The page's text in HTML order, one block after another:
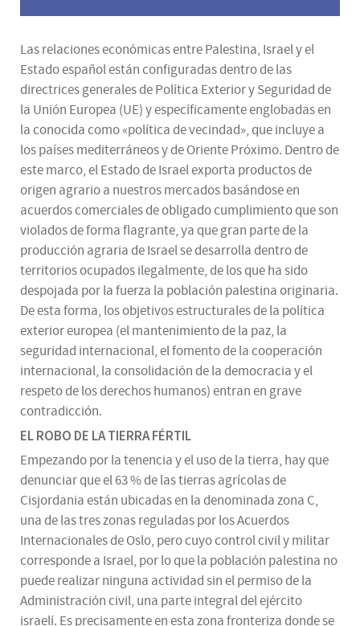
Las relaciones económicas entre Palestina, Israel y el
Estado español están configuradas dentro de las
directrices generales de Política Exterior y Seguridad de
la Unión Europea (UE) y específicamente englobadas en
la conocida como «política de vecindad», que incluye a
los países mediterráneos y de Oriente Próximo. Dentro de
este marco, el Estado de Israel exporta productos de
origen agrario a nuestros mercados basándose en
acuerdos comerciales de obligado cumplimiento que son
violados de forma flagrante, ya que gran parte de la
producción agraria de Israel se desarrolla dentro de
territorios ocupados ilegalmente, de los que ha sido
despojada por la fuerza la población palestina originaria.
De esta forma, los objetivos estructurales de la política
exterior europea (el mantenimiento de la paz, la
seguridad internacional, el fomento de la cooperación
internacional, la consolidación de la democracia y el
respeto de los derechos humanos) entran en grave
contradicción.
EL ROBO DE LA TIERRA FÉRTIL
Empezando por la tenencia y el uso de la tierra, hay que
denunciar que el 63 % de las tierras agrícolas de
Cisjordania están ubicadas en la denominada zona C,
una de las tres zonas reguladas por los Acuerdos
Internacionales de Oslo, pero cuyo control civil y militar
corresponde a Israel, por lo que la población palestina no
puede realizar ninguna actividad sin el permiso de la
Administración civil, una parte integral del ejército
israelí. Es precisamente en esta zona fronteriza donde se